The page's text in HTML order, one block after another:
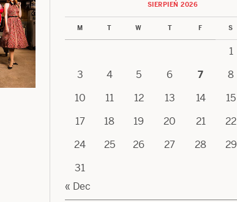
SIERPIEŃ 2026
M T W T F S
1
3
4 5 6 7 8
10
11 12 13 14 15
17
18 19 20 21 22
24
25 26 27 28 29
31
« Dec